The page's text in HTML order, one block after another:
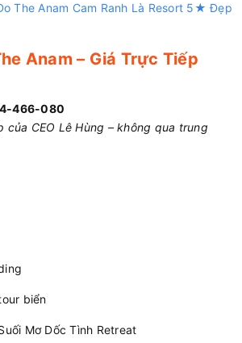
The Anam Cam Ranh Là Resort 5★ Đẹp
Anam – Giá Trực Tiếp
466-080
CEO Lê Hùng – không qua trung
biển
Mơ Dốc Tình Retreat